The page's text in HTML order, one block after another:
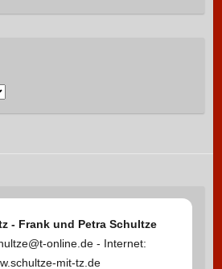
- Frank und Petra Schultze
online.de - Internet:
mit-tz.de